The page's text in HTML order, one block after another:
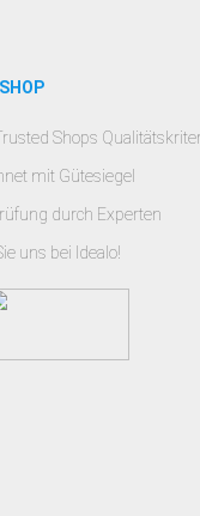
Shops
mit Gütesiegel
durch Experten
uns bei Idealo!